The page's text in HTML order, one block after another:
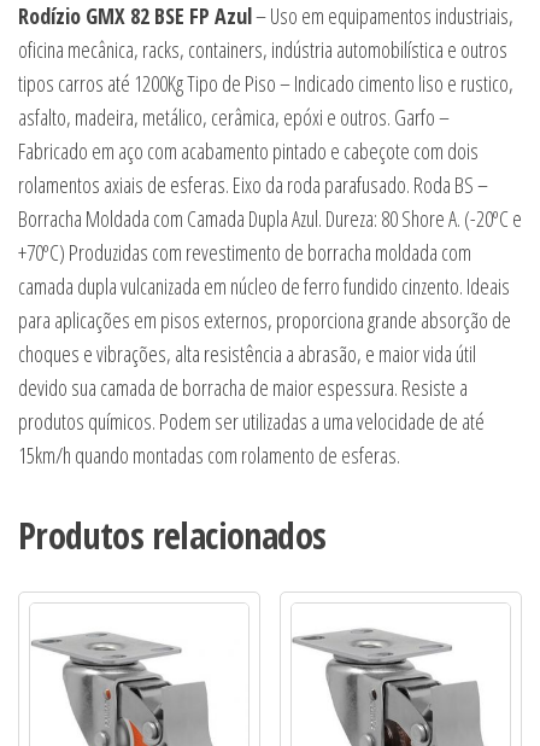
Rodízio GMX 82 BSE FP Azul– Uso em equipamentos industriais,
oficina mecânica, racks, containers, indústria automobilística e outros
tipos carros até 1200Kg Tipo de Piso – Indicado cimento liso e rustico,
asfalto, madeira, metálico, cerâmica, epóxi e outros. Garfo –
Fabricado em aço com acabamento pintado e cabeçote com dois
rolamentos axiais de esferas. Eixo da roda parafusado. Roda BS –
Borracha Moldada com Camada Dupla Azul. Dureza: 80 Shore A. (-20ºC e
+70ºC) Produzidas com revestimento de borracha moldada com
camada dupla vulcanizada em núcleo de ferro fundido cinzento. Ideais
para aplicações em pisos externos, proporciona grande absorção de
choques e vibrações, alta resistência a abrasão, e maior vida útil
devido sua camada de borracha de maior espessura. Resiste a
produtos químicos. Podem ser utilizadas a uma velocidade de até
15km/h quando montadas com rolamento de esferas.
Produtos relacionados